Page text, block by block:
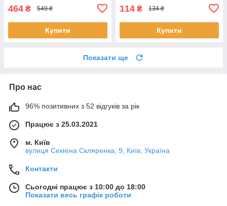
464 ₴ 549 ₴
Купити
114 ₴ 134 ₴
Купити
Показати ще
Про нас
96% позитивних з 52 відгуків за рік
Працює з 25.03.2021
м. Київ
вулиця Семена Скляренка, 9, Київ, Україна
Контакти
Сьогодні працює з 10:00 до 18:00
Показати весь графік роботи